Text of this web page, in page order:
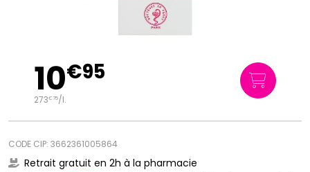
10€95
273€75/l.
CODE CIP: 3662361005864
Retrait gratuit en 2h à la pharmacie